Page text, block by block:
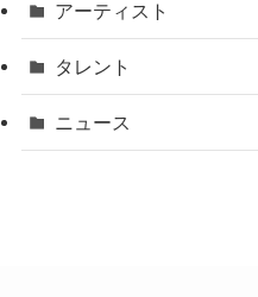
アーティスト
タレント
ニュース